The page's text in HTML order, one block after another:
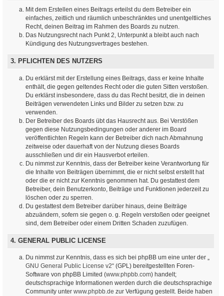
Mit dem Erstellen eines Beitrags erteilst du dem Betreiber ein
einfaches, zeitlich und räumlich unbeschränktes und unentgeltliches
Recht, deinen Beitrag im Rahmen des Boards zu nutzen.
Das Nutzungsrecht nach Punkt 2, Unterpunkt a bleibt auch nach
Kündigung des Nutzungsvertrages bestehen.
3. PFLICHTEN DES NUTZERS
Du erklärst mit der Erstellung eines Beitrags, dass er keine Inhalte
enthält, die gegen geltendes Recht oder die guten Sitten verstoßen.
Du erklärst insbesondere, dass du das Recht besitzt, die in deinen
Beiträgen verwendeten Links und Bilder zu setzen bzw. zu
verwenden.
Der Betreiber des Boards übt das Hausrecht aus. Bei Verstößen
gegen diese Nutzungsbedingungen oder anderer im Board
veröffentlichten Regeln kann der Betreiber dich nach Abmahnung
zeitweise oder dauerhaft von der Nutzung dieses Boards
ausschließen und dir ein Hausverbot erteilen.
Du nimmst zur Kenntnis, dass der Betreiber keine Verantwortung für
die Inhalte von Beiträgen übernimmt, die er nicht selbst erstellt hat
oder die er nicht zur Kenntnis genommen hat. Du gestattest dem
Betreiber, dein Benutzerkonto, Beiträge und Funktionen jederzeit zu
löschen oder zu sperren.
Du gestattest dem Betreiber darüber hinaus, deine Beiträge
abzuändern, sofern sie gegen o. g. Regeln verstoßen oder geeignet
sind, dem Betreiber oder einem Dritten Schaden zuzufügen.
4. GENERAL PUBLIC LICENSE
Du nimmst zur Kenntnis, dass es sich bei phpBB um eine unter der „
GNU General Public License v2“ (GPL) bereitgestellten Foren-
Software von phpBB Limited (www.phpbb.com) handelt;
deutschsprachige Informationen werden durch die deutschsprachige
Community unter www.phpbb.de zur Verfügung gestellt. Beide haben